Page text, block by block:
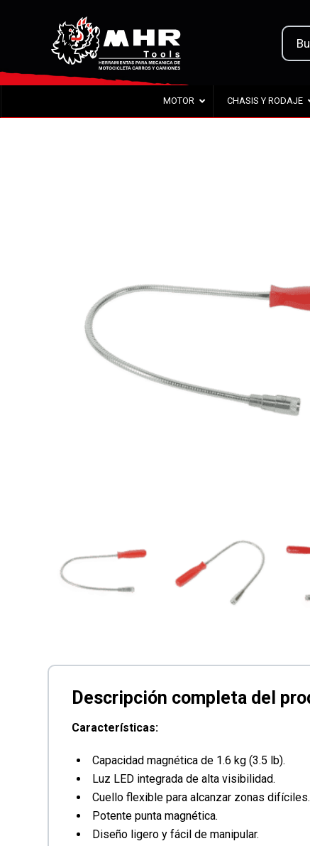
MOTOR CHASIS Y RODAJE
Características:
Capacidad magnética de 1.6 kg (3.5 lb).
Luz LED integrada de alta visibilidad.
Cuello flexible para alcanzar zonas difíciles.
Potente punta magnética.
Diseño ligero y fácil de manipular.